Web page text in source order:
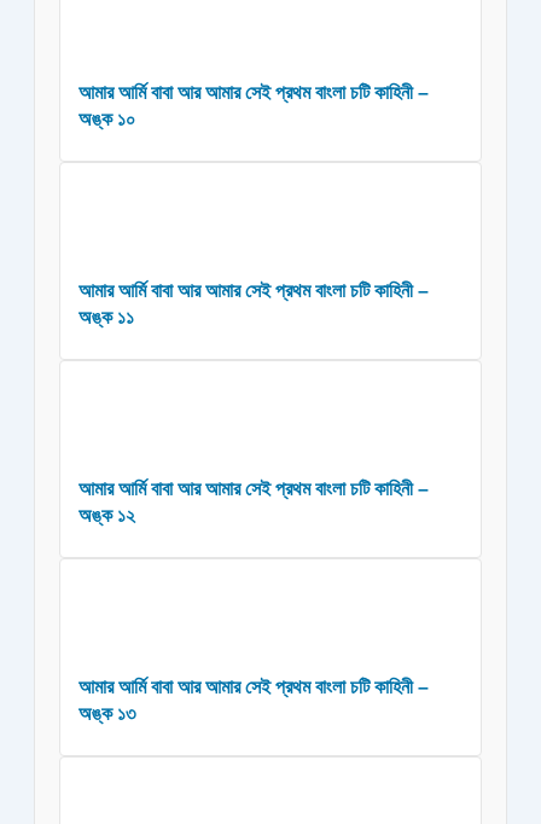
আমার আর্মি বাবা আর আমার সেই প্রথম বাংলা চটি কাহিনী –
অঙ্ক ১০
আমার আর্মি বাবা আর আমার সেই প্রথম বাংলা চটি কাহিনী –
অঙ্ক ১১
আমার আর্মি বাবা আর আমার সেই প্রথম বাংলা চটি কাহিনী –
অঙ্ক ১২
আমার আর্মি বাবা আর আমার সেই প্রথম বাংলা চটি কাহিনী –
অঙ্ক ১৩